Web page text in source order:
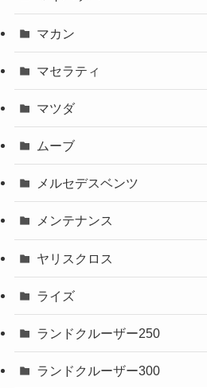
マカン
マセラティ
マツダ
ムーブ
メルセデスベンツ
メンテナンス
ヤリスクロス
ライズ
ランドクルーザー250
ランドクルーザー300